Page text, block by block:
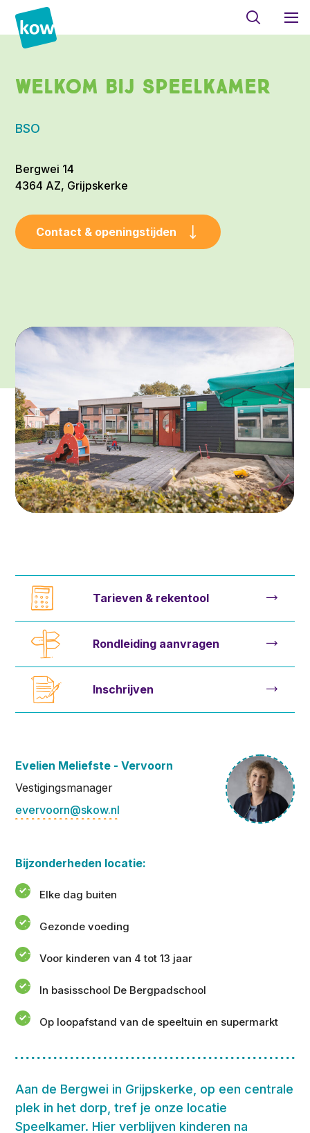
Welkom bij Speelkamer
BSO
Bergwei 14
4364 AZ, Grijpskerke
Contact & openingstijden
Tarieven & rekentool
Rondleiding aanvragen
Inschrijven
Aan de Bergwei in Grijpskerke, op een centrale
plek in het dorp, tref je onze locatie
Speelkamer. Hier verblijven kinderen na
Evelien Meliefste - Vervoorn
Vestigingsmanager
evervoorn@skow.nl
Bijzonderheden locatie:
Elke dag buiten
Gezonde voeding
Voor kinderen van 4 tot 13 jaar
In basisschool De Bergpadschool
Op loopafstand van de speeltuin en supermarkt